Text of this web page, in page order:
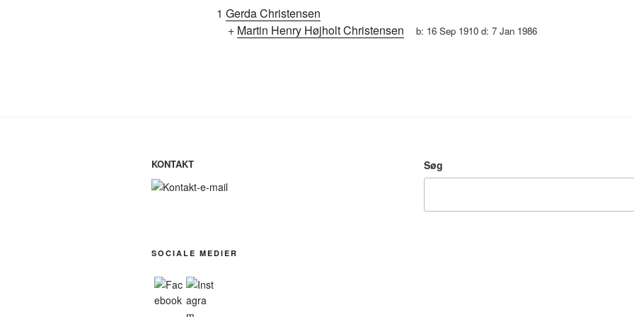
1 Gerda Christensen
+ Martin Henry Højholt Christensen b: 16 Sep 1910 d:7 Jan 1986
KONTAKT
SOCIALE MEDIER
Søg